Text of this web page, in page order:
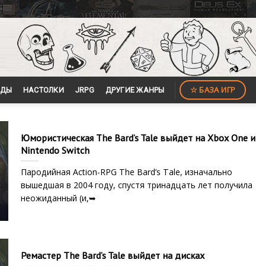
НАСТОЛКИ JRPG ДРУГИЕ ЖАНРЫ ☆ БАЗА ИГР
Юмористическая The Bard’s Tale выйдет на Xbox One и
Nintendo Switch
Пародийная Action-RPG The Bard’s Tale, изначально
вышедшая в 2004 году, спустя тринадцать лет получила
неожиданный (и,➥
Ремастер The Bard’s Tale выйдет на дисках